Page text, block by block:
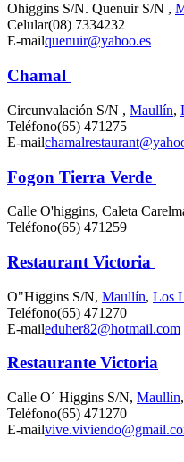
Ohiggins S/N. Quenuir S/N ,
Celular(08) 7334232
E-mailquenuir@yahoo.es
Chamal
Circunvalación S/N , Maullín,
Teléfono(65) 471275
E-mail
Fogon Tierra Verde
Calle O'higgins, Caleta
Teléfono(65) 471259
Restaurant Victoria
O"Higgins S/N, Maullín, Los
Teléfono(65) 471270
E-maileduher82@hotmail.com
Restaurante Victoria
Calle O´ Higgins S/N, Maullín,
Teléfono(65) 471270
E-mail